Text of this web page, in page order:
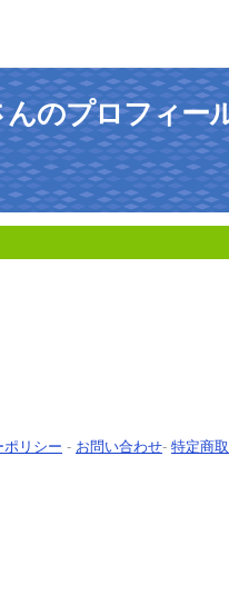
のプロフィー
ポリシー - お問い合わせ- 特定商